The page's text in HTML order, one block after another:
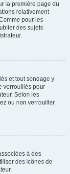
la première page du
relativement
pour les
des sujets
et tout sondage y
verrouillés pour
Selon les
ou non verrouiller
à des
des icônes de